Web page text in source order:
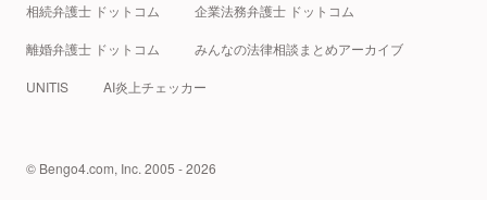
相続弁護士 ドットコム 企業法務弁護士 ドットコム
離婚弁護士 ドットコム みんなの法律相談まとめアーカイブ
UNITIS AI炎上チェッカー
© Bengo4.com, Inc. 2005 - 2026